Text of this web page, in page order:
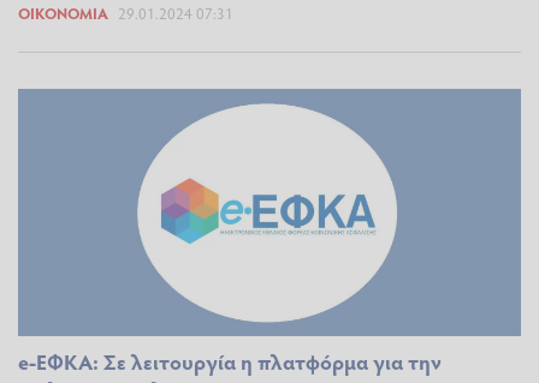
ΟΙΚΟΝΟΜΊΑ 29.01.2024 07:31
e-ΕΦΚΑ: Σε λειτουργία η πλατφόρμα για την